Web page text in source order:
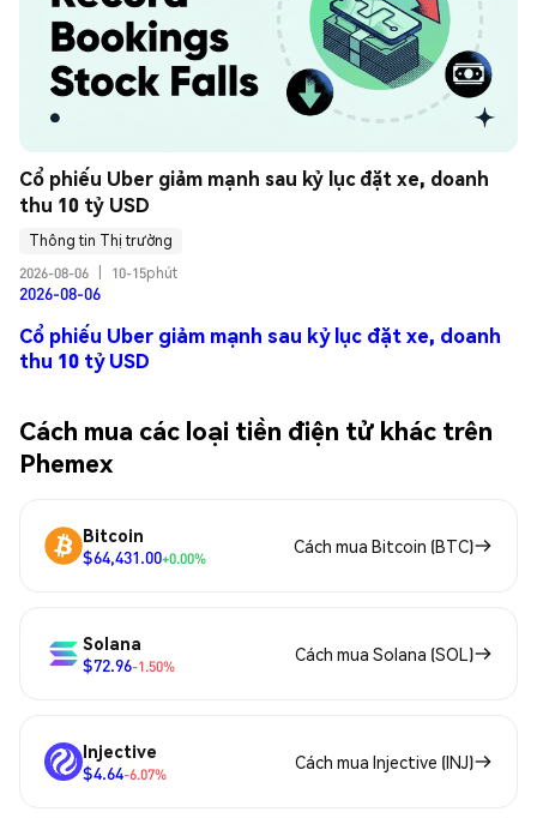
Cổ phiếu Uber giảm mạnh sau kỷ lục đặt xe, doanh
thu 10 tỷ USD
Thông tin Thị trường
2026-08-06
10-15phút
2026-08-06
Cổ phiếu Uber giảm mạnh sau kỷ lục đặt xe, doanh
thu 10 tỷ USD
Cách mua các loại tiền điện tử khác trên
Phemex
Bitcoin
$64,431.00+0.00%
Cách mua Bitcoin (BTC)
Solana
$72.96-1.50%
Cách mua Solana (SOL)
Injective
$4.64-6.07%
Cách mua Injective (INJ)